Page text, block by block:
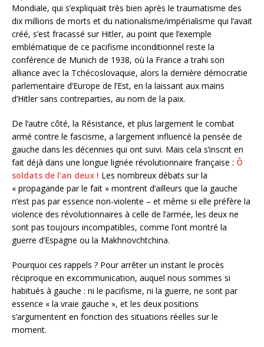
Mondiale, qui s’expliquait très bien après le traumatisme des
dix millions de morts et du nationalisme/impérialisme qui l’avait
créé, s’est fracassé sur Hitler, au point que l’exemple
emblématique de ce pacifisme inconditionnel reste la
conférence de Munich de 1938, où la France a trahi son
alliance avec la Tchécoslovaquie, alors la dernière démocratie
parlementaire d’Europe de l’Est, en la laissant aux mains
d’Hitler sans contreparties, au nom de la paix.
De l’autre côté, la Résistance, et plus largement le combat
armé contre le fascisme, a largement influencé la pensée de
gauche dans les décennies qui ont suivi. Mais cela s’inscrit en
fait déjà dans une longue lignée révolutionnaire française : Ô
soldats de l’an deux ! Les nombreux débats sur la
« propagande par le fait » montrent d’ailleurs que la gauche
n’est pas par essence non-violente – et même si elle préfère la
violence des révolutionnaires à celle de l’armée, les deux ne
sont pas toujours incompatibles, comme l’ont montré la
guerre d’Espagne ou la Makhnovchtchina.
Pourquoi ces rappels ? Pour arrêter un instant le procès
réciproque en excommunication, auquel nous sommes si
habitués à gauche : ni le pacifisme, ni la guerre, ne sont par
essence « la vraie gauche », et les deux positions
s’argumentent en fonction des situations réelles sur le
moment.